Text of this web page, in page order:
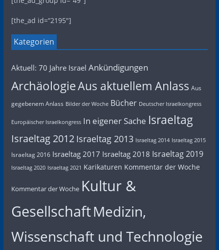
[the_ad id=“2195″]
Kategorien
Aktuell: 70 Jahre Israel Ankündigungen
ArchäologieAus aktuellem Anlass Aus
gegebenem Anlass Bilder der Woche Bücher Deutscher Israelkongress
Europäischer Israelkongress In eigener Sache Israeltag
Israeltag 2012 Israeltag 2013 Israeltag 2014 Israeltag 2015
Israeltag 2016 Israeltag 2017 Israeltag 2018 Israeltag 2019
Israeltag 2020 Israeltag 2021 Karikaturen Kommentar der Woche
Kommentar der Woche Kultur &
GesellschaftMedizin,
Wissenschaft und Technologie